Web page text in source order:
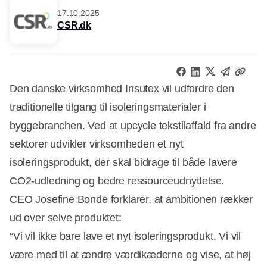
17.10.2025
CSR.dk
Den danske virksomhed Insutex vil udfordre den
traditionelle tilgang til isoleringsmaterialer i
byggebranchen. Ved at upcycle tekstilaffald fra andre
sektorer udvikler virksomheden et nyt
isoleringsprodukt, der skal bidrage til både lavere
CO2-udledning og bedre ressourceudnyttelse.
CEO Josefine Bonde forklarer, at ambitionen rækker
ud over selve produktet:
“Vi vil ikke bare lave et nyt isoleringsprodukt. Vi vil
være med til at ændre værdikæderne og vise, at høj